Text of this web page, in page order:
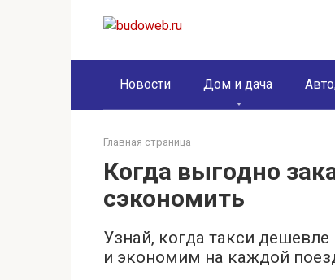
Новости Дом и дача
Главная страница
Когда выгодно
сэкономить
Узнай, когда такси
и экономим на каждой